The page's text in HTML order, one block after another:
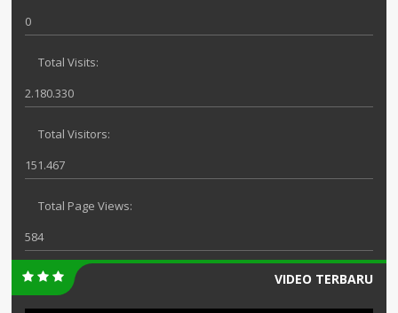
0
Total Visits:
2.180.330
Total Visitors:
151.467
Total Page Views:
584
VIDEO TERBARU